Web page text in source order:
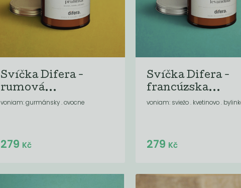
Svíčka Difera -
rumová...
voniam: gurmánsky . ovocne
Do košíku:
279 Kč
Svíčka Difera -
francúzska...
voniam: sviežo . kvetinovo .
Do košíku:
279 Kč